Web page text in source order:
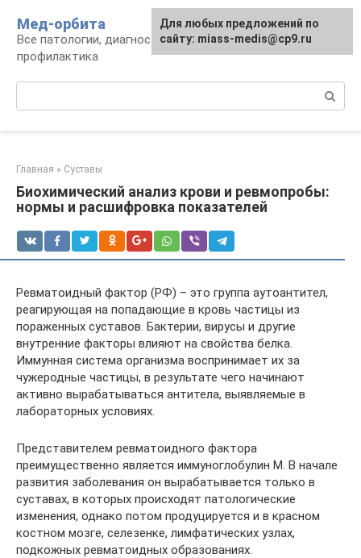
контенту
Мед-орбита
Все патологии, диагностика, лечение,
профилактика
Главная » Суставы
Биохимический анализ крови и ревмопробы:
нормы и расшифровка показателей
Ревматоидный фактор (РФ) – это группа аутоантител,
реагирующая на попадающие в кровь частицы из
пораженных суставов. Бактерии, вирусы и другие
внутренние факторы влияют на свойства белка.
Иммунная система организма воспринимает их за
чужеродные частицы, в результате чего начинают
активно вырабатываться антитела, выявляемые в
лабораторных условиях.
Представителем ревматоидного фактора
преимущественно является иммуноглобулин М. В начале
развития заболевания он вырабатывается только в
суставах, в которых происходят патологические
изменения, однако потом продуцируется и в красном
костном мозге, селезенке, лимфатических узлах,
подкожных ревматоидных образованиях.
Для любых предложений по
сайту: miass-medis@cp9.ru